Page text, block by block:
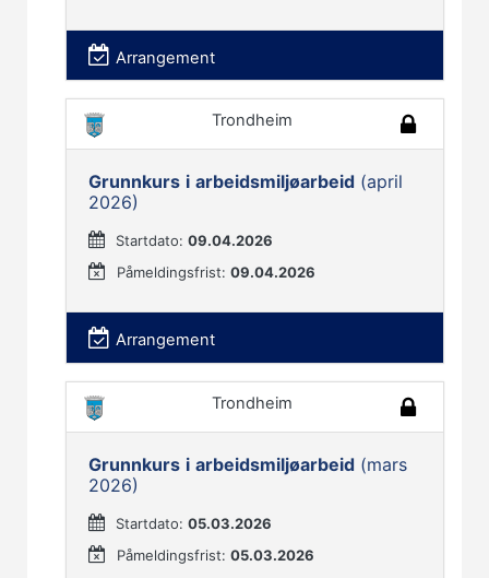
Arrangement
Trondheim
Grunnkurs i arbeidsmiljøarbeid (april
2026)
Startdato:09.04.2026
Påmeldingsfrist:09.04.2026
Arrangement
Trondheim
Grunnkurs i arbeidsmiljøarbeid (mars
2026)
Startdato:05.03.2026
Påmeldingsfrist:05.03.2026